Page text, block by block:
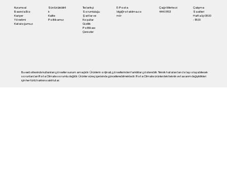
Kurumsal
Basında Biz
Kariyer
Yönetimi
Kataloğumuz
Sürdürülebilirli
k
Kalite
Politikamız
Tedarikçi
Sorumluluğu
Şartlar ve
Koşullar
Gizlilik
Politikası
Çerezler
E-Posta
bilgi@rotaklima.co
m.tr
Çağrı Merkezi
444 0 863
Çalışma
Saatleri
Hafta İçi 08.00
- 18.00
Bu web sitesinde kullanılan görseller sunum amaçlıdır. Ürünlerin orijinali, görsellerinden farklılılar gösterebilir. Teknik hatalardan dolayı oluşabilecek
sorunlardan Rota Climate sorumlu değildir. Ürünler süreç içerisinde güncellenebilmektedir. Rota Climate ürünlerdeki teknik ve tasarım değişiklikleri
için her türlü hakkını saklı tutar.